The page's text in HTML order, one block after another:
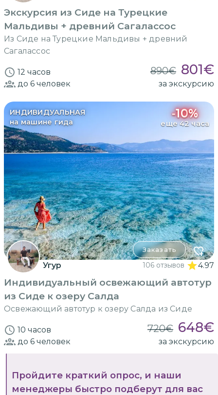
Экскурсия из Сиде на Турецкие
Мальдивы + древний Сагалассос
Из Сиде на Турецкие Мальдивы + древний
Сагалассос
12 часов 890€ 801€
до 6 человек за экскурсию
ИНДИВИДУАЛЬНАЯ
на машине гида
-10%
еще 42 часа
Заказать
Угур 106 отзывов 4.97
Индивидуальный освежающий автотур
из Сиде к озеру Салда
Освежающий автотур к озеру Салда из Сиде
10 часов 720€ 648€
до 6 человек за экскурсию
Пройдите краткий опрос, и наши
менеджеры быстро подберут для вас